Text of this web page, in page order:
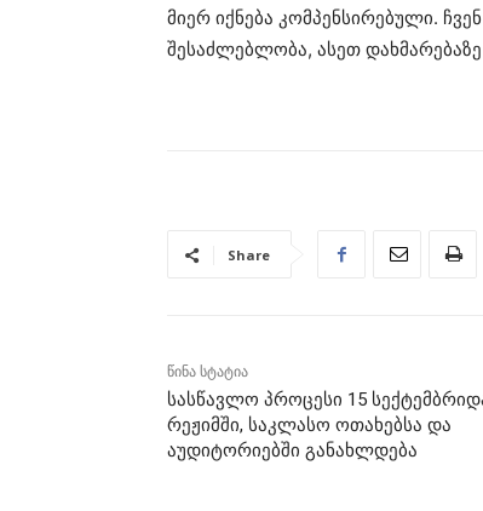
მიერ იქნება კომპენსირებული.
შესაძლებლობა, ასეთ
Share
წინა სტატია
სასწავლო პროცესი 15
რეჟიმში, საკლასო ოთახებსა და
აუდიტორიებში განახლდება